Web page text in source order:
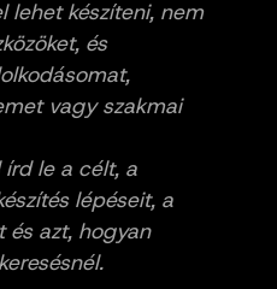
lehet készíteni, nem
és
vagy szakmai
le a célt, a
lépéseit, a
és azt, hogyan